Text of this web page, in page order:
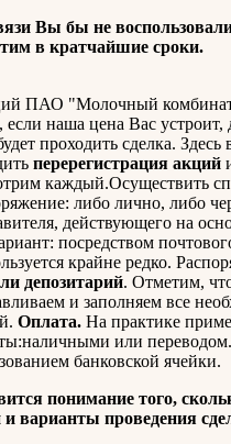
Вы бы не
в кратчайшие сроки.
ПАО "Молочный
наша цена Вас устроит,
проходить сделка.
перерегистрация акций
каждый.Осуществить
либо лично, либо
действующего на
посредством
крайне редко.
депозитарий. Отметим,
и заполняем все
Оплата. На практике
или
банковской ячейки.
понимание того,
варианты проведения